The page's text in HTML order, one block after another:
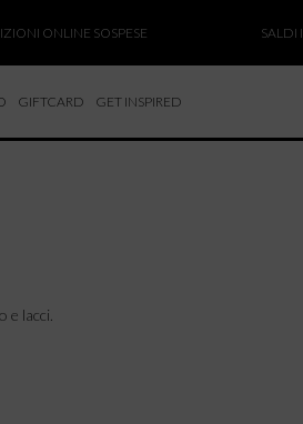
ONLINE SOSPESE SALDI IN
GIFTCARD GET INSPIRED
e lacci.